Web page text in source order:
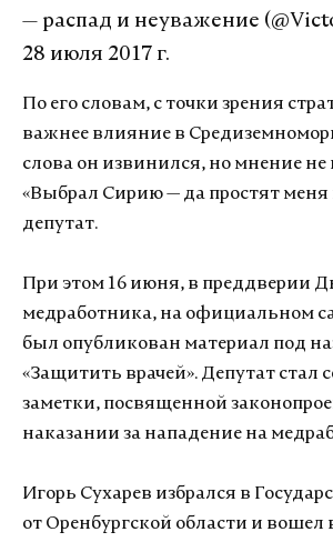
— распад и неуважение
28 июля 2017 г.
По его словам, с точки зрения
важнее влияние в
слова он извинился, но мнение не
«Выбрал Сирию — да простят меня
депутат.
При этом 16 июня, в преддверии
медработника, на официальном
был опубликован материал под
«Защитить врачей». Депутат стал
заметки, посвященной
наказании за нападение на
Игорь Сухарев избрался в
от Оренбургской области и вошел